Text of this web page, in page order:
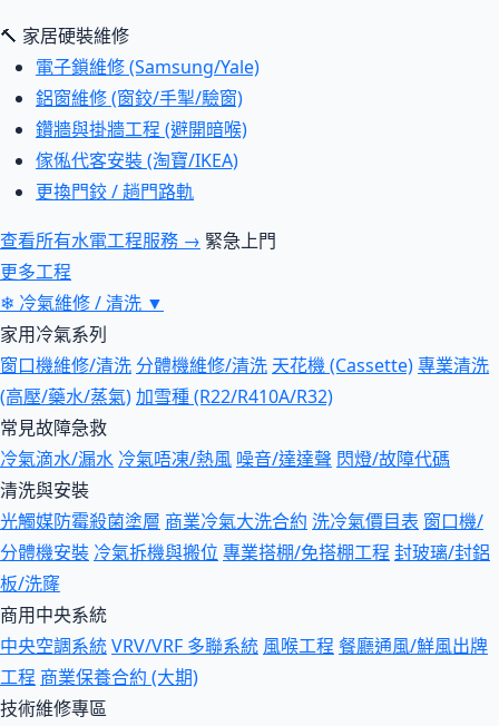
🔨 家居硬裝維修
電子鎖維修 (Samsung/Yale)
鋁窗維修 (窗鉸/手掣/驗窗)
鑽牆與掛牆工程 (避開暗喉)
傢俬代客安裝 (淘寶/IKEA)
更換門鉸 / 趟門路軌
查看所有水電工程服務 → 緊急上門
更多工程
❄ 冷氣維修 / 清洗 ▼
家用冷氣系列
窗口機維修/清洗 分體機維修/清洗 天花機 (Cassette)專業清洗
(高壓/藥水/蒸氣)加雪種 (R22/R410A/R32)
常見故障急救
冷氣滴水/漏水 冷氣唔凍/熱風 噪音/達達聲 閃燈/故障代碼
清洗與安裝
光觸媒防霉殺菌塗層 商業冷氣大洗合約 洗冷氣價目表 窗口機/
分體機安裝 冷氣拆機與搬位 專業搭棚/免搭棚工程 封玻璃/封鋁
板/洗窿
商用中央系統
中央空調系統VRV/VRF 多聯系統 風喉工程 餐廳通風/鮮風出牌
工程 商業保養合約 (大期)
技術維修專區